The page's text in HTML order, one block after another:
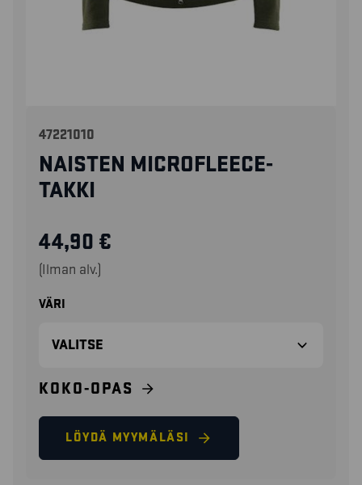
47221010
NAISTEN MICROFLEECE-
TAKKI
44,90 €
(Ilman alv.)
VÄRI
KOKO-OPAS
LÖYDÄ MYYMÄLÄSI